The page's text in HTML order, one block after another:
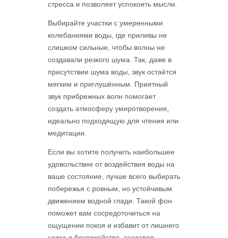
стресса и позволяет успокоить мысли.
Выбирайте участки с умеренными
колебаниями воды, где приливы не
слишком сильные, чтобы волны не
создавали резкого шума. Так, даже в
присутствии шума воды, звук остаётся
мягким и приглушённым. Приятный
звук прибрежных волн помогает
создать атмосферу умиротворения,
идеально подходящую для чтения или
медитации.
Если вы хотите получить наибольшее
удовольствие от воздействия воды на
ваше состояние, лучше всего выбирать
побережья с ровным, но устойчивым
движением водной глади. Такой фон
поможет вам сосредоточиться на
ощущении покоя и избавит от лишнего